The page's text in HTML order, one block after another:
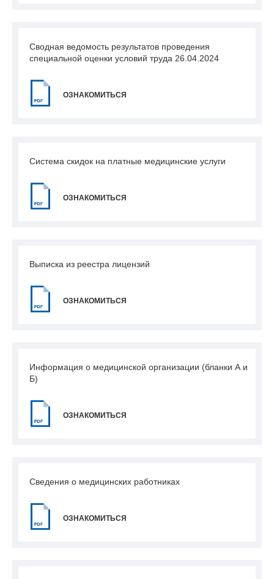
Сводная ведомость результатов проведения
специальной оценки условий труда 26.04.2024
ОЗНАКОМИТЬСЯ
Система скидок на платные медицинские услуги
ОЗНАКОМИТЬСЯ
Выписка из реестра лицензий
ОЗНАКОМИТЬСЯ
Информация о медицинской организации (бланки А и
Б)
ОЗНАКОМИТЬСЯ
Сведения о медицинских работниках
ОЗНАКОМИТЬСЯ